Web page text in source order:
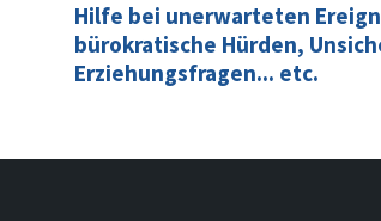
Hilfe bei unerwarteten
bürokratische Hürden,
Erziehungsfragen... etc.